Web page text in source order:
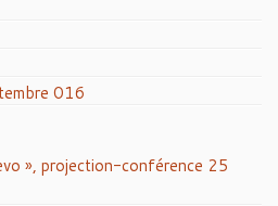
016
», projection-conférence 25